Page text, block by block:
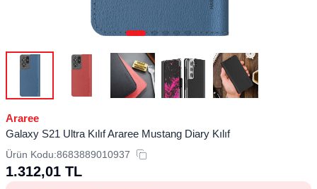
Araree
Galaxy S21 Ultra Kılıf Araree Mustang Diary Kılıf
Ürün Kodu:8683889010937
1.312,01 TL